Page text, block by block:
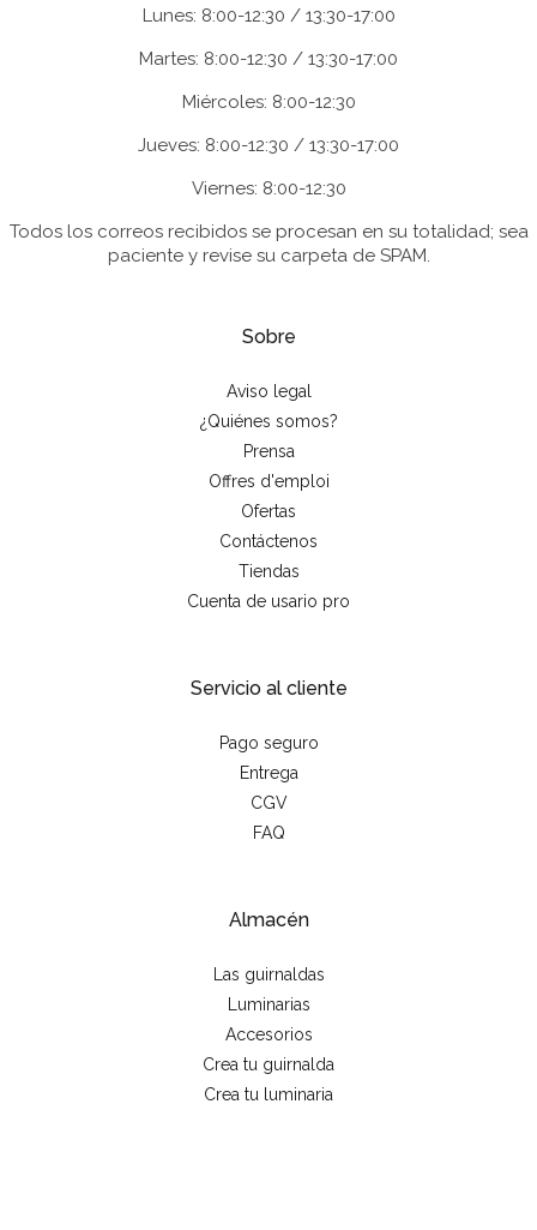
Lunes: 8:00-12:30 / 13:30-17:00
Martes: 8:00-12:30 / 13:30-17:00
Miércoles: 8:00-12:30
Jueves: 8:00-12:30 / 13:30-17:00
Viernes: 8:00-12:30
Todos los correos recibidos se procesan en su totalidad; sea
paciente y revise su carpeta de SPAM.
Sobre
Aviso legal
¿Quiénes somos?
Prensa
Offres d'emploi
Ofertas
Contáctenos
Tiendas
Cuenta de usario pro
Servicio al cliente
Pago seguro
Entrega
CGV
FAQ
Almacén
Las guirnaldas
Luminarias
Accesorios
Crea tu guirnalda
Crea tu luminaria